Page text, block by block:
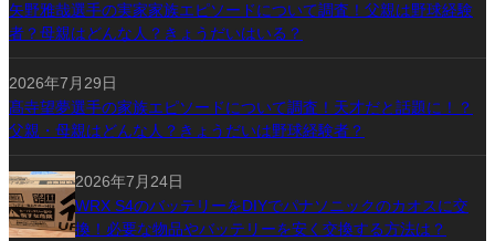
矢野雅哉選手の実家家族エピソードについて調査！父親は野球経験
者？母親はどんな人？きょうだいはいる？
2026年7月29日
髙寺望夢選手の家族エピソードについて調査！天才だと話題に！？
父親・母親はどんな人？きょうだいは野球経験者？
2026年7月24日
WRX S4のバッテリーをDIYでパナソニックのカオスに交
換！必要な物品やバッテリーを安く交換する方法は？